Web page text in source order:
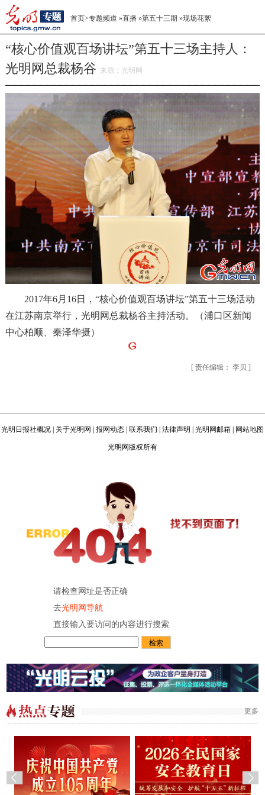
首页>专题频道 »直播»第五十三期 »现场花絮
“核心价值观百场讲坛”第五十三场主持人：
光明网总裁杨谷 来源： 光明网
2017年6月16日，“核心价值观百场讲坛”第五十三场活动
在江苏南京举行，光明网总裁杨谷主持活动。（浦口区新闻
中心柏顺、秦泽华摄）
[ 责任编辑： 李贝 ]
光明日报社概况 | 关于光明网 | 报网动态 | 联系我们 | 法律声明 | 光明网邮箱 | 网站地图
光明网版权所有
请检查网址是否正确
去光明网导航
直接输入要访问的内容进行搜索